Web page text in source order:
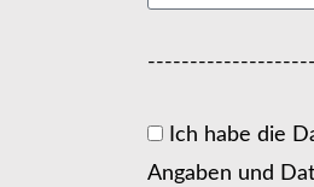
Ich habe die
Angaben und